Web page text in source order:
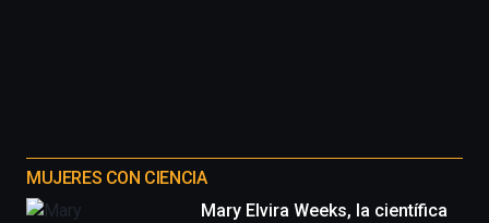
MUJERES CON CIENCIA
Mary Elvira Weeks, la científica